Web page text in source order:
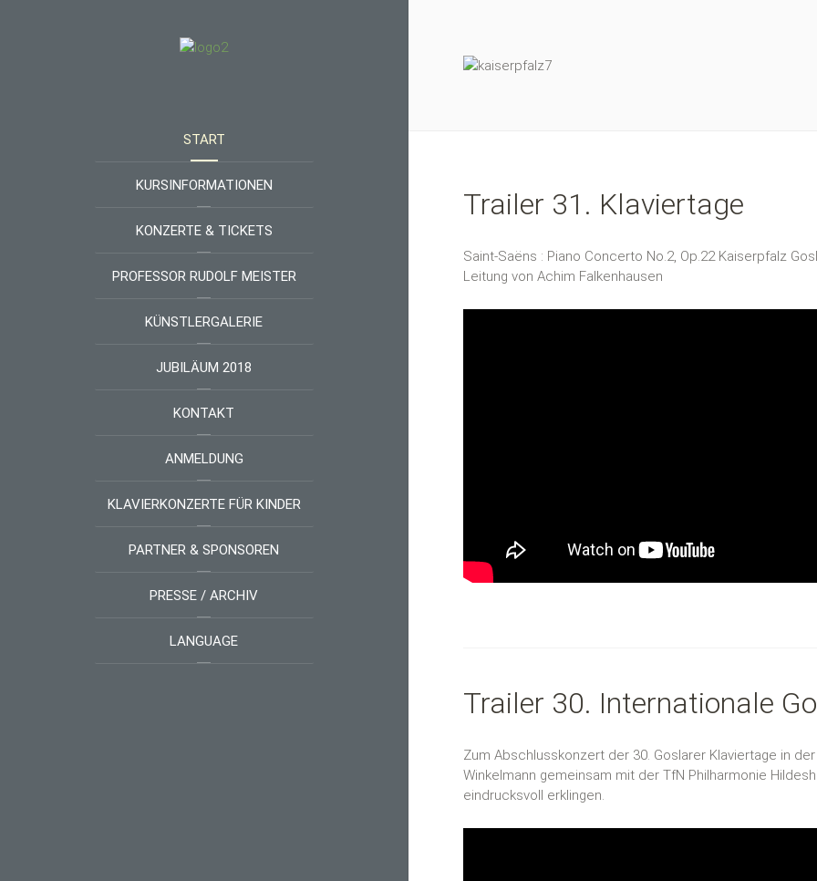
START
KURSINFORMATIONEN
KONZERTE & TICKETS
PROFESSOR RUDOLF MEISTER
KÜNSTLERGALERIE
JUBILÄUM 2018
KONTAKT
ANMELDUNG
KLAVIERKONZERTE FÜR KINDER
PARTNER & SPONSOREN
PRESSE / ARCHIV
LANGUAGE
Trailer 31. Klaviertage
Saint-Saëns : Piano Concerto No.2, Op.22 Kaiserpfalz
Leitung von Achim Falkenhausen
Trailer 30. Internationale
Zum Abschlusskonzert der 30. Goslarer Klaviertage in
Winkelmann gemeinsam mit der TfN Philharmonie
eindrucksvoll erklingen.